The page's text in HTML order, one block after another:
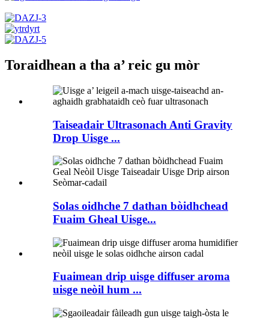
Toraidhean a tha a’ reic gu mòr
Taiseadair Ultrasonach Anti Gravity
Drop Uisge ...
Solas oidhche 7 dathan bòidhchead
Fuaim Gheal Uisge...
Fuaimean drip uisge diffuser aroma
uisge neòil hum ...